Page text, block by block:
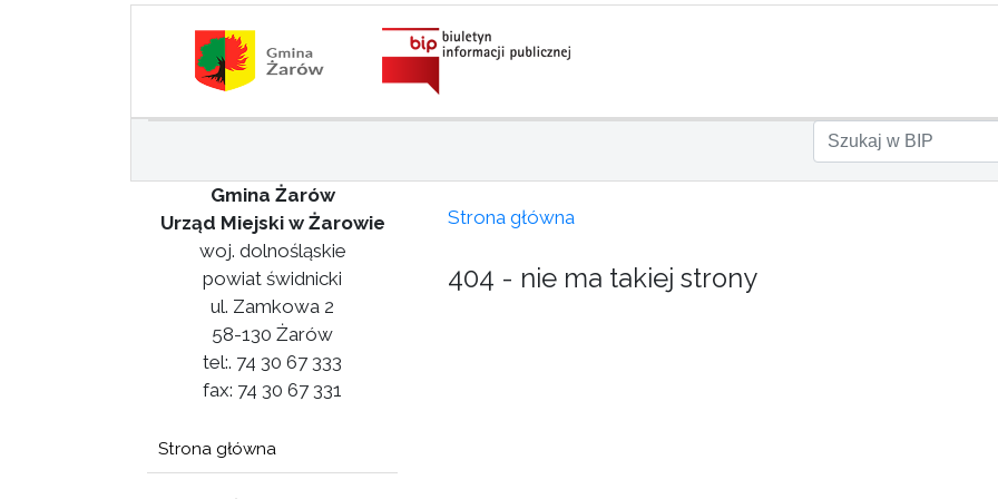
Gmina Żarów
Urząd Miejski w Żarowie
woj. dolnośląskie
powiat świdnicki
ul. Zamkowa 2
58-130 Żarów
tel:. 74 30 67 333
fax: 74 30 67 331
Strona główna
Strona główna
404 - nie ma takiej strony